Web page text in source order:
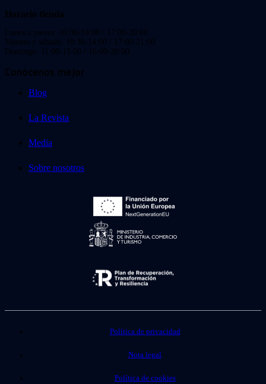
Horario tienda
Lunes a jueves: 10:30-14:00 / 17:00-20:00
Viernes y sábado: 10:30-14:00 / 17:00-21:00
Domingo: 11:00-15:00 / 16:00-20:00
Conócenos mejor
Blog
La Revista
Media
Sobre nosotros
Política de privacidad
Nota legal
Política de cookies